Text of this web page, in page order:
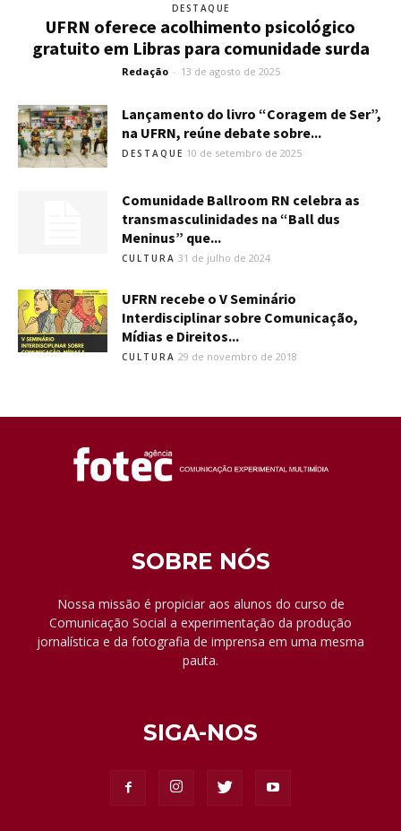
DESTAQUE
UFRN oferece acolhimento psicológico
gratuito em Libras para comunidade surda
Redação - 13 de agosto de 2025
Lançamento do livro “Coragem de Ser”,
na UFRN, reúne debate sobre...
DESTAQUE 10 de setembro de 2025
Comunidade Ballroom RN celebra as
transmasculinidades na “Ball dus
Meninus” que...
CULTURA 31 de julho de 2024
UFRN recebe o V Seminário
Interdisciplinar sobre Comunicação,
Mídias e Direitos...
CULTURA 29 de novembro de 2018
SOBRE NÓS
Nossa missão é propiciar aos alunos do curso de
Comunicação Social a experimentação da produção
jornalística e da fotografia de imprensa em uma mesma
pauta.
SIGA-NOS